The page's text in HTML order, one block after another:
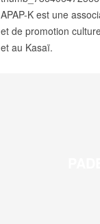
APAP-K est une
et de promotion
et au Kasaï.